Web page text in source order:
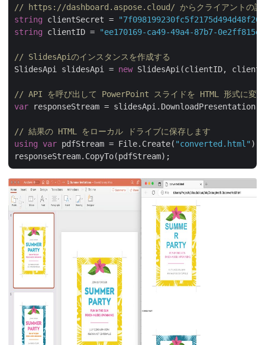
// https://dashboard.aspose.cloud/ からクライアントの認証
string clientSecret =
string clientID = "ee170169-ca49-49a4-87b7-
// SlidesApiのインスタンスを作成する
SlidesApi slidesApi = new SlidesApi(clientID,
// API を呼び出して PowerPoint スライドを HTML 形式に変
var responseStream = slidesApi.DownloadPresentation(
// 結果の HTML をローカル ドライブに保存します
using
var pdfStream = File.Create( "converted.html" );